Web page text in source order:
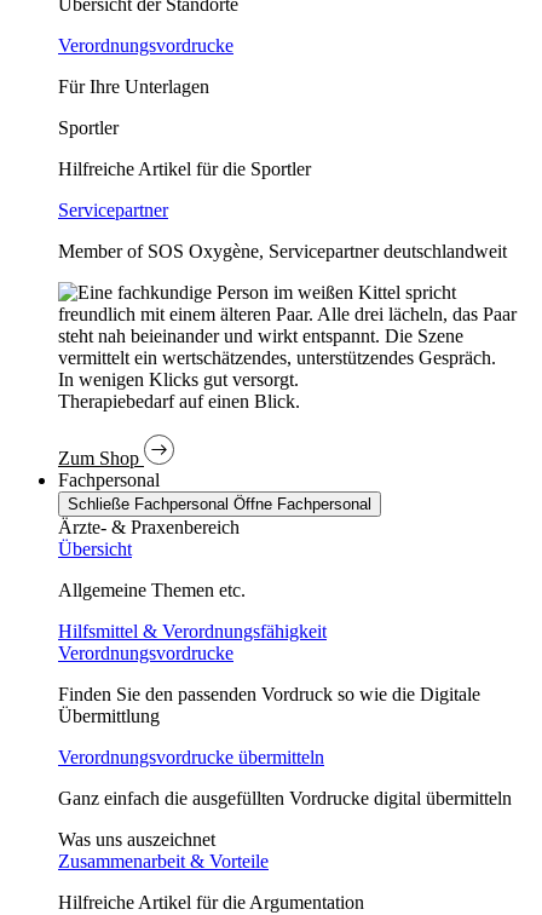
Übersicht der Standorte
Verordnungsvordrucke
Für Ihre Unterlagen
Sportler
Hilfreiche Artikel für die Sportler
Servicepartner
Member of SOS Oxygène, Servicepartner deutschlandweit
In wenigen Klicks gut versorgt.
Therapiebedarf auf einen Blick.
Zum Shop
Fachpersonal
Schließe Fachpersonal Öffne Fachpersonal
Ärzte- & Praxenbereich
Übersicht
Allgemeine Themen etc.
Hilfsmittel & Verordnungsfähigkeit
Verordnungsvordrucke
Finden Sie den passenden Vordruck so wie die Digitale
Übermittlung
Verordnungsvordrucke übermitteln
Ganz einfach die ausgefüllten Vordrucke digital übermitteln
Was uns auszeichnet
Zusammenarbeit & Vorteile
Hilfreiche Artikel für die Argumentation